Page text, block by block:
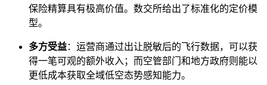
保险精算具有极高价值。数交所给出了标准化的定价模
型。
多方受益：运营商通过出让脱敏后的飞行数据，可以获
得一笔可观的额外收入；而空管部门和地方政府则能以
更低成本获取全域低空态势感知能力。